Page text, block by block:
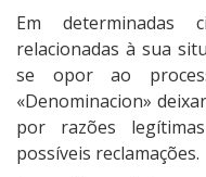
Em determinadas
relacionadas à sua
se opor ao
«Denominacion»
por razões
possíveis reclamações.